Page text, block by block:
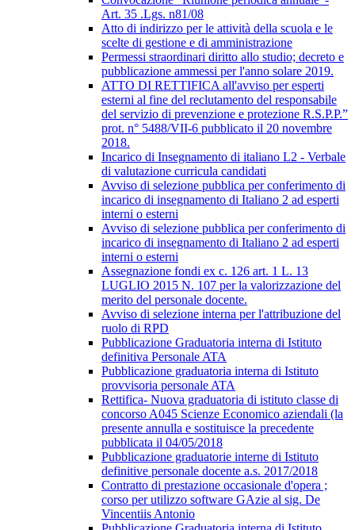
Art. 35 .Lgs. n81/08
Atto di indirizzo per le attività della scuola e le
scelte di gestione e di amministrazione
Permessi straordinari diritto allo studio; decreto e
pubblicazione ammessi per l'anno solare 2019.
ATTO DI RETTIFICA all'avviso per esperti
esterni al fine del reclutamento del responsabile
del servizio di prevenzione e protezione R.S.P.P.”
prot. n° 5488/VII-6 pubblicato il 20 novembre
2018.
Incarico di Insegnamento di italiano L2 - Verbale
di valutazione curricula candidati
Avviso di selezione pubblica per conferimento di
incarico di insegnamento di Italiano 2 ad esperti
interni o esterni
Avviso di selezione pubblica per conferimento di
incarico di insegnamento di Italiano 2 ad esperti
interni o esterni
Assegnazione fondi ex c. 126 art. 1 L. 13
LUGLIO 2015 N. 107 per la valorizzazione del
merito del personale docente.
Avviso di selezione interna per l'attribuzione del
ruolo di RPD
Pubblicazione Graduatoria interna di Istituto
definitiva Personale ATA
Pubblicazione graduatoria interna di Istituto
provvisoria personale ATA
Rettifica- Nuova graduatoria di istituto classe di
concorso A045 Scienze Economico aziendali (la
presente annulla e sostituisce la precedente
pubblicata il 04/05/2018
Pubblicazione graduatorie interne di Istituto
definitive personale docente a.s. 2017/2018
Contratto di prestazione occasionale d'opera ;
corso per utilizzo software GAzie al sig. De
Vincentiis Antonio